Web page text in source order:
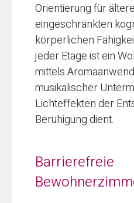
Orientierung für
eingeschränkten
körperlichen
jeder Etage ist ein
mittels
musikalischer
Lichteffekten der
Beruhigung dient.
Barrierefreie